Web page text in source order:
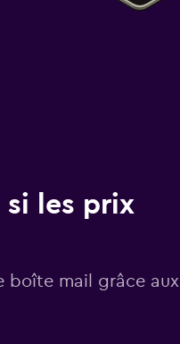
si les prix
boîte mail grâce aux